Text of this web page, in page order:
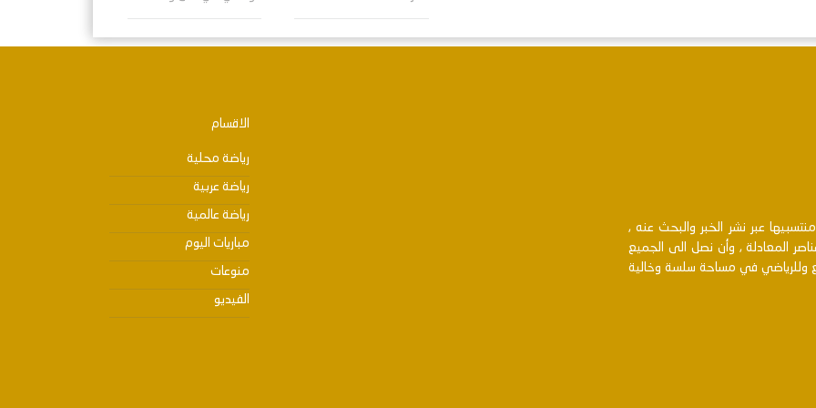
عبر نشر الخبر والبحث عنه ,
المعادلة , وأن نصل الى الجميع
وللرياضي في مساحة سلسة وخالية
الاقسام
رياضة محلية
رياضة عربية
رياضة عالمية
مباريات اليوم
منوعات
الفيديو